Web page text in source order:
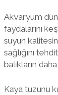
Akvaryum
faydalarını
suyun
sağlığını
balıkların
Kaya tuzunu